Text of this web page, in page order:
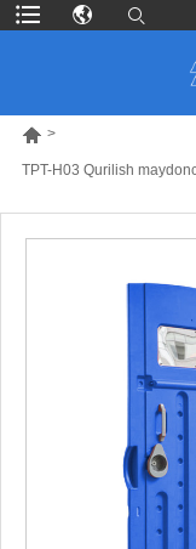
 >
TPT-H03 Qurilish